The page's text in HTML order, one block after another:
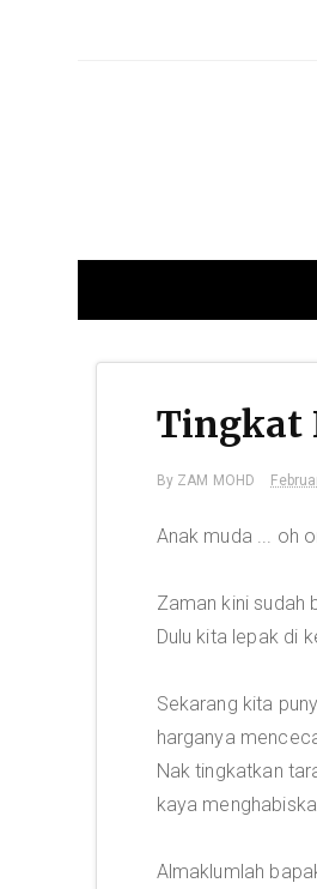
Tingkat
By ZAM MOHD
Anak muda ... oh
Zaman kini sudah
Dulu kita lepak di
Sekarang kita
harganya
Nak tingkatkan
kaya
Almaklumlah